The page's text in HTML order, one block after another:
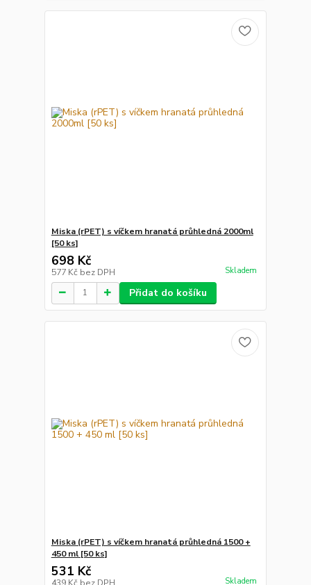
Miska (rPET) s víčkem hranatá průhledná 2000ml
[50 ks]
698 Kč
577 Kč bez DPH Skladem
Přidat do košíku
Miska (rPET) s víčkem hranatá průhledná 1500 +
450 ml [50 ks]
531 Kč
Skladem